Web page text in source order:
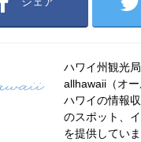
ハワイ州観光
allhawaii（オ
ハワイの情報
のスポット、
を提供していま